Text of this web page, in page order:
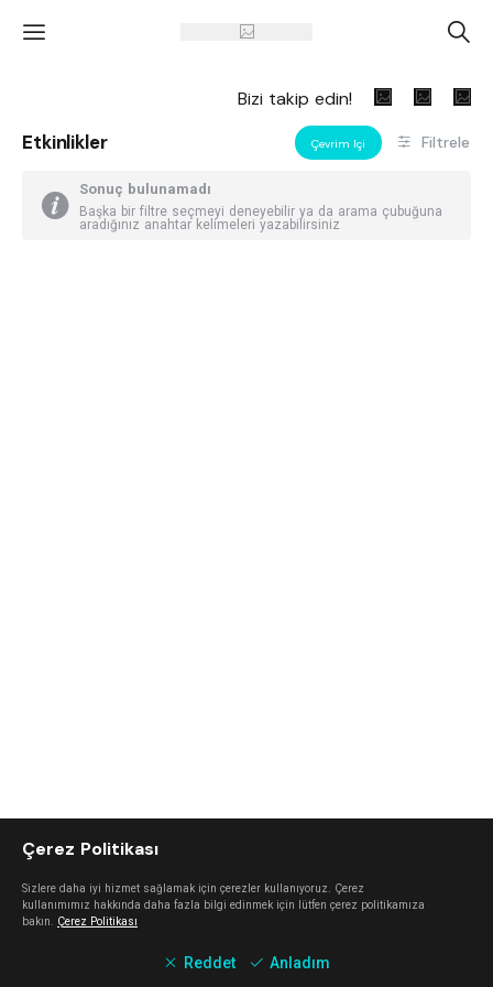
' A
Bizi takip edin!
Etkinlikler Çevrim Içi Filtrele
Sonuç bulunamadı
Başka bir filtre seçmeyi deneyebilir ya da arama çubuğuna
aradığınız anahtar kelimeleri yazabilirsiniz
Çerez Politikası
Sizlere daha iyi hizmet sağlamak için çerezler kullanıyoruz. Çerez
kullanımımız hakkında daha fazla bilgi edinmek için lütfen çerez politikamıza
bakın. Çerez Politikası
Reddet Anladım